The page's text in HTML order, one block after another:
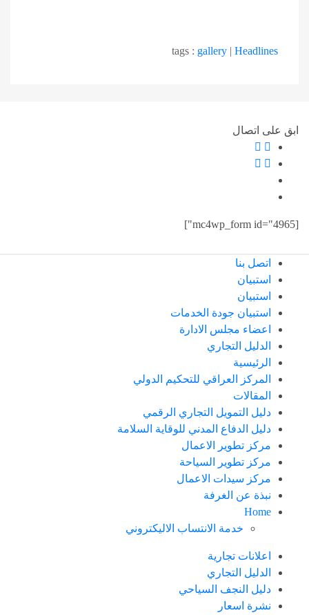
tags : gallery | Headlines
ابق على اتصال
[mc4wp_form id="4965"]
اتصل بنا
استبيان
استبيان
استبيان جودة الخدمات
اعضاء مجلس الادارة
الدليل التجاري
الرئيسية
المركز العراقي للتحكيم الدولي
المقالات
دليل التمويل التجاري الرقمي
دليل الدفاع المدني للوقاية السلامة
مركز تطوير الاعمال
مركز تطوير السياحة
مركز سيدات الاعمال
نبذة عن الغرفة
Home
خدمة الانتساب الاليكتروني
اعلانات تجارية
الدليل التجاري
دليل النجف السياحي
نشرة اسعار